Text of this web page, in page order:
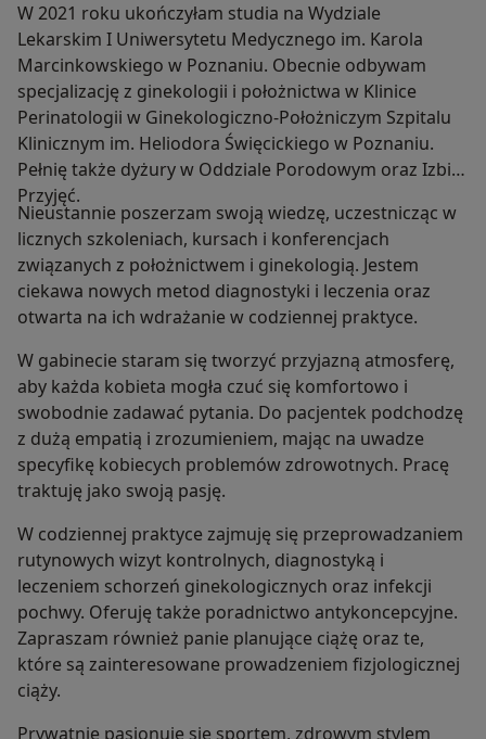
W 2021 roku ukończyłam studia na Wydziale
Lekarskim I Uniwersytetu Medycznego im. Karola
Marcinkowskiego w Poznaniu. Obecnie odbywam
specjalizację z ginekologii i położnictwa w Klinice
Perinatologii w Ginekologiczno-Położniczym Szpitalu
Klinicznym im. Heliodora Święcickiego w Poznaniu.
Pełnię także dyżury w Oddziale Porodowym oraz Izbie
Przyjęć.
Nieustannie poszerzam swoją wiedzę, uczestnicząc w
licznych szkoleniach, kursach i konferencjach
związanych z położnictwem i ginekologią. Jestem
ciekawa nowych metod diagnostyki i leczenia oraz
otwarta na ich wdrażanie w codziennej praktyce.
W gabinecie staram się tworzyć przyjazną atmosferę,
aby każda kobieta mogła czuć się komfortowo i
swobodnie zadawać pytania. Do pacjentek podchodzę
z dużą empatią i zrozumieniem, mając na uwadze
specyfikę kobiecych problemów zdrowotnych. Pracę
traktuję jako swoją pasję.
W codziennej praktyce zajmuję się przeprowadzaniem
rutynowych wizyt kontrolnych, diagnostyką i
leczeniem schorzeń ginekologicznych oraz infekcji
pochwy. Oferuję także poradnictwo antykoncepcyjne.
Zapraszam również panie planujące ciążę oraz te,
które są zainteresowane prowadzeniem fizjologicznej
ciąży.
Prywatnie pasjonuję się sportem, zdrowym stylem